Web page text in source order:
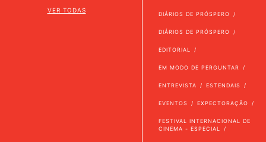
VER TODAS
DIÁRIOS DE PRÓSPERO
DIÁRIOS DE PRÓSPERO
EDITORIAL
EM MODO DE PERGUNTAR
ENTREVISTA ESTENDAIS
EVENTOS EXPECTORAÇÃO
FESTIVAL INTERNACIONAL DE
CINEMA - ESPECIAL